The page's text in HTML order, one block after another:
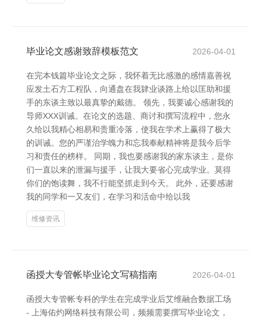
毕业论文感谢致辞模板范文 2026-04-01
在完本钱篇毕业论文之际，我怀着无比感激的感情嘉善祝
应发土石方工程队，向通盘在我肄业谈路上给以匡助和援
手的东谈主致以最真挚的戴德。 领先，我要诚心感谢我的
导师XXX训诫。在论文的选题、商讨和撰写流程中，您永
久给以我精心相易和贵重冷落，使我在学术上赢得了极大
的训诫。您的严谨治学魄力和忘我奉献精神将是我今后学
习和责任的榜样。 同期，我也要感谢我的家东谈主，是你
们一直以来的泄漏与援手，让我大要省心完成学业。莫得
你们的饱读舞，我不行能坚抓走到今天。 此外，还要感谢
我的同学和一又友们，在学习和活命中给以我
维修资讯
函授大专管帐毕业论文写稿指南 2026-04-01
函授大专管帐专科的学生在完成学业后艾维融合数据工场
- 上海佑灼网络科技有限公司，频频需要撰写毕业论文，